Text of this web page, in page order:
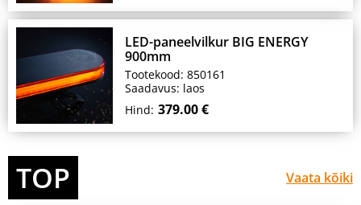
LED-paneelvilkur BIG ENERGY
900mm
Tootekood: 850161
Saadavus: laos
Hind: 379.00 €
TOP Vaata kõiki